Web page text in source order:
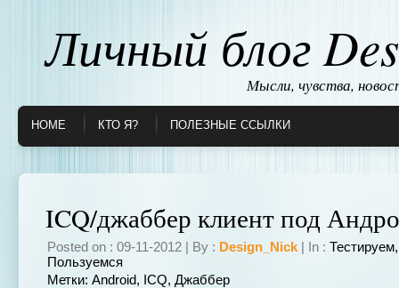
Личный блог
Мысли, чувства,
HOME КТО Я? ПОЛЕЗНЫЕ ССЫЛКИ
ICQ/джаббер клиент под
Posted on : 09-11-2012 | By : Design_Nick | In :
Пользуемся
Метки: Android, ICQ, Джаббер